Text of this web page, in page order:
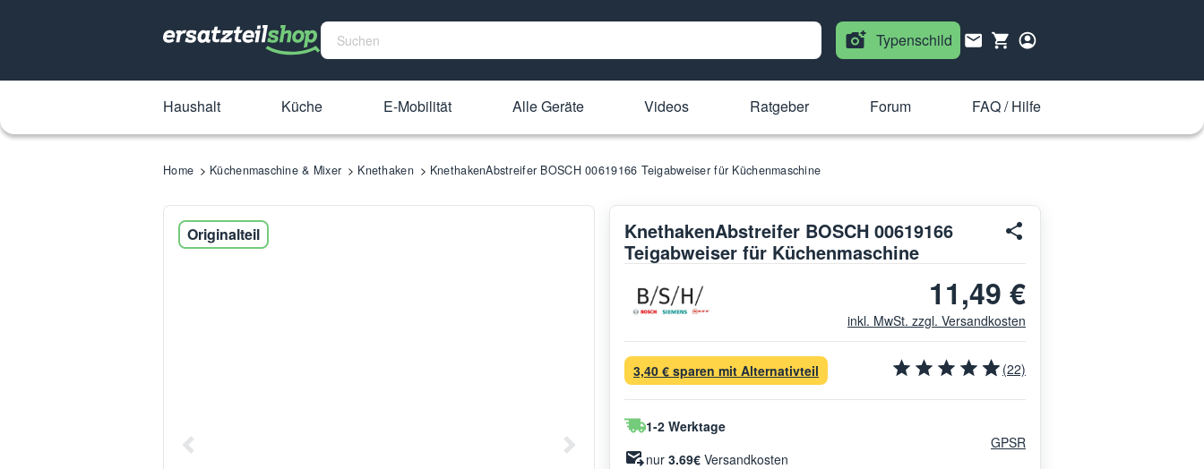
Typenschild
Haushalt Küche E-Mobilität Alle Geräte Videos Ratgeber Forum FAQ / Hilfe
Home Küchenmaschine & Mixer Knethaken KnethakenAbstreifer BOSCH 00619166 Teigabweiser für Küchenmaschine
Originalteil
KnethakenAbstreifer BOSCH 00619166
Teigabweiser für Küchenmaschine
11,49 €
inkl. MwSt. zzgl. Versandkosten
3,40 € sparen mit Alternativteil (22)
1-2 Werktage
nur 3.69€ Versandkosten
GPSR